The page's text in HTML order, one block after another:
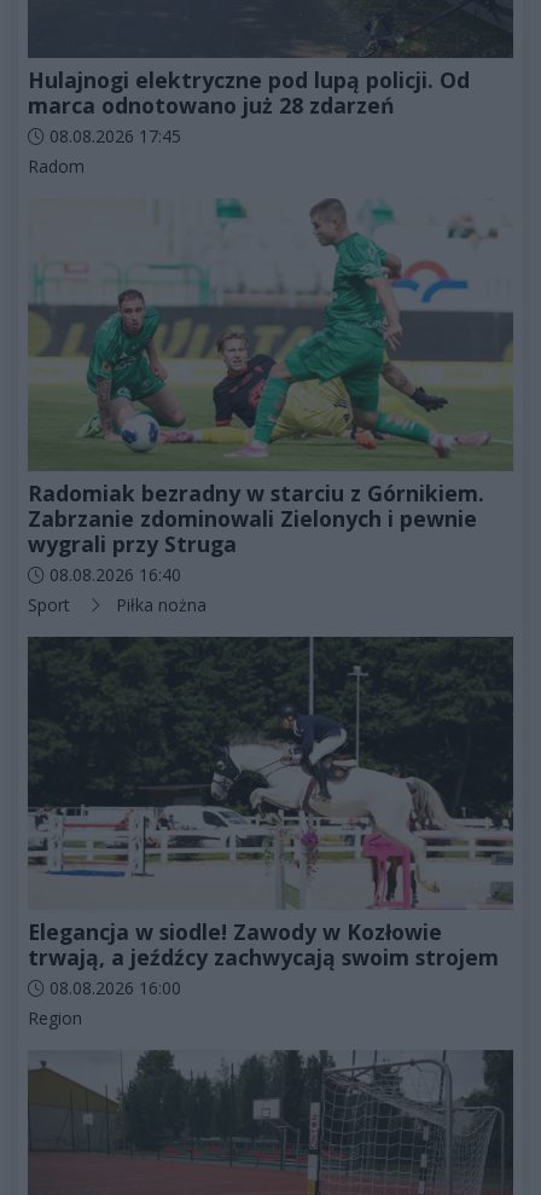
Hulajnogi elektryczne pod lupą policji. Od
marca odnotowano już 28 zdarzeń
Data dodania artykułu:
08.08.2026 17:45
Kategorie artykułu:
Radom
Radomiak bezradny w starciu z Górnikiem.
Zabrzanie zdominowali Zielonych i pewnie
wygrali przy Struga
Data dodania artykułu:
08.08.2026 16:40
Kategorie artykułu:
Sport Piłka nożna
Elegancja w siodle! Zawody w Kozłowie
trwają, a jeźdźcy zachwycają swoim strojem
Data dodania artykułu:
08.08.2026 16:00
Kategorie artykułu:
Region